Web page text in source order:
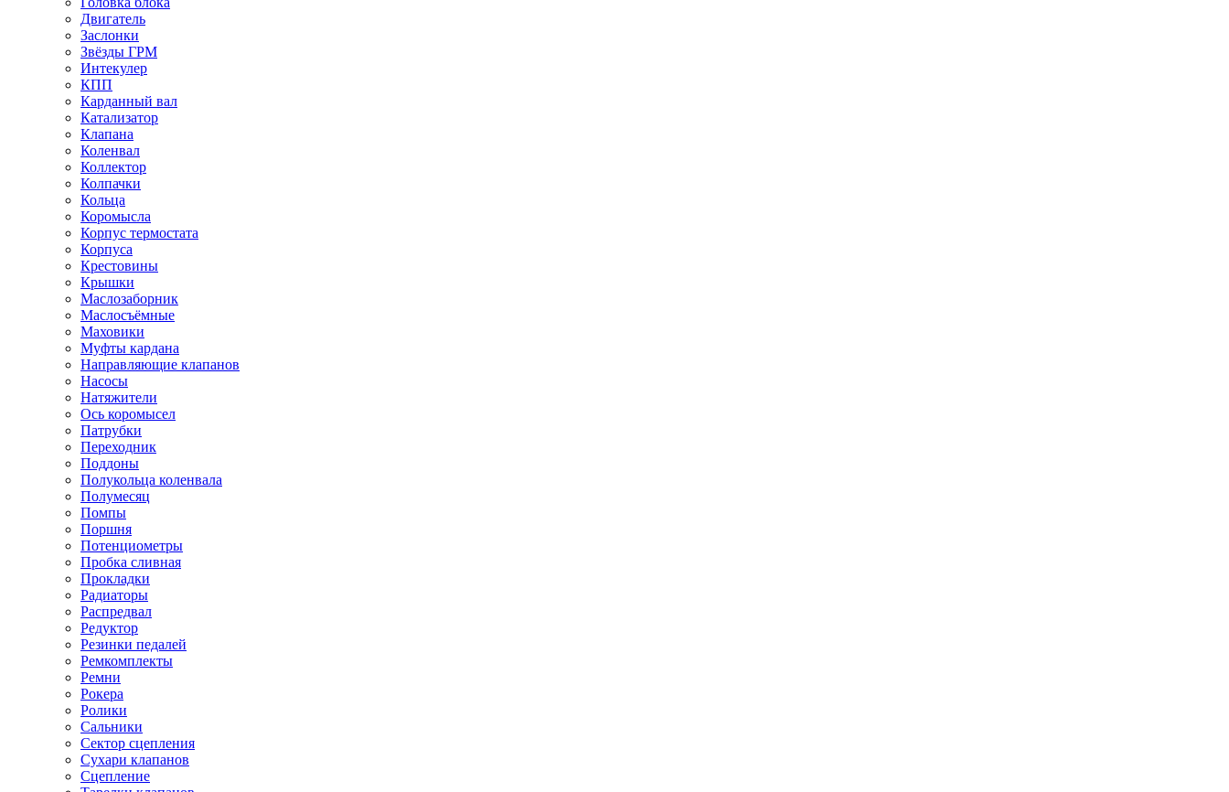
Двигатель
Заслонки
Звёзды ГРМ
Интекулер
КПП
Карданный вал
Катализатор
Клапана
Коленвал
Коллектор
Колпачки
Кольца
Коромысла
Корпус термостата
Корпуса
Крестовины
Крышки
Маслозаборник
Маслосъёмные
Маховики
Муфты кардана
Направляющие клапанов
Насосы
Натяжители
Ось коромысел
Патрубки
Переходник
Поддоны
Полукольца коленвала
Полумесяц
Помпы
Поршня
Потенциометры
Пробка сливная
Прокладки
Радиаторы
Распредвал
Редуктор
Резинки педалей
Ремкомплекты
Ремни
Рокера
Ролики
Сальники
Сектор сцепления
Сухари клапанов
Сцепление